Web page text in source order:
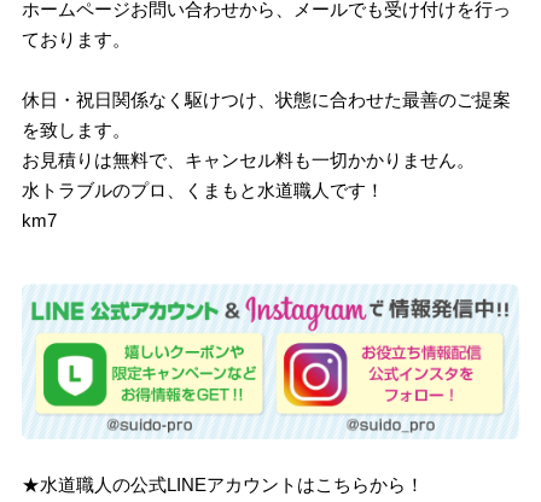
ホームページお問い合わせから、メールでも受け付けを行っ
ております。
休日・祝日関係なく駆けつけ、状態に合わせた最善のご提案
を致します。
お見積りは無料で、キャンセル料も一切かかりません。
水トラブルのプロ、くまもと水道職人です！
km7
★水道職人の公式LINEアカウントはこちらから！